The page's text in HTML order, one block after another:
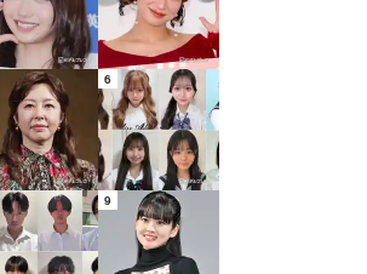
6
9